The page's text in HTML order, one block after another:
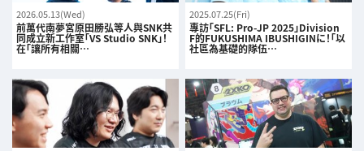
2026.05.13(Wed)
前萬代南夢宮原田勝弘等人與SNK共
同成立新工作室「VS Studio SNK」！
在「讓所有相關…
2025.07.25(Fri)
專訪「SFL: Pro-JP 2025」Division
F的FUKUSHIMA IBUSHIGINに！「以
社區為基礎的隊伍…